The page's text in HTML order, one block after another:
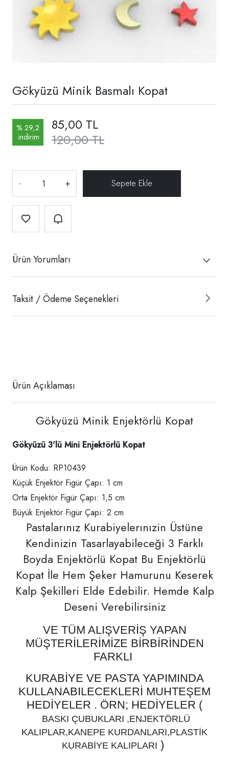
Gökyüzü Minik Basmalı Kopat
% 29,2
indirim
120,00 TL
85,00 TL
- +
Ürün Yorumları
Taksit / Ödeme Seçenekleri
Ürün Açıklaması
Gökyüzü Minik Enjektörlü Kopat
Gökyüzü 3'lü Mini Enjektörlü Kopat
Ürün Kodu: RP10439
Küçük Enjektör Figür Çapı: 1 cm
Orta Enjektör Figür Çapı: 1,5 cm
Büyük Enjektör Figür Çapı: 2 cm
Pastalarınız Kurabiyelerınızin Üstüne
Kendinizin Tasarlayabileceği 3 Farklı
Boyda Enjektörlü Kopat Bu Enjektörlü
Kopat İle Hem Şeker Hamurunu Keserek
Kalp Şekilleri Elde Edebilir. Hemde Kalp
Deseni Verebilirsiniz
VE TÜM ALIŞVERİŞ YAPAN
MÜŞTERİLERİMİZE BİRBİRİNDEN
FARKLI
KURABİYE VE PASTA YAPIMINDA
KULLANABILECEKLERİ MUHTEŞEM
HEDİYELER . ÖRN; HEDİYELER (
BASKI ÇUBUKLARI ,ENJEKTÖRLÜ
KALIPLAR,KANEPE KURDANLARI,PLASTİK
KURABİYE KALIPLARI )